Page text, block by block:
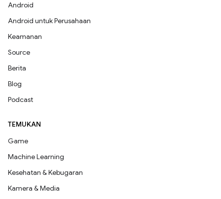
Android
Android untuk Perusahaan
Keamanan
Source
Berita
Blog
Podcast
TEMUKAN
Game
Machine Learning
Kesehatan & Kebugaran
Kamera & Media